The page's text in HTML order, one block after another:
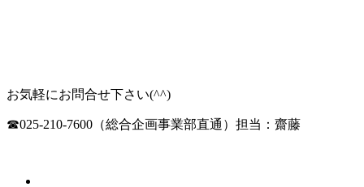
お気軽にお問合せ下さい(^^)
☎025-210-7600（総合企画事業部直通）担当：齋藤